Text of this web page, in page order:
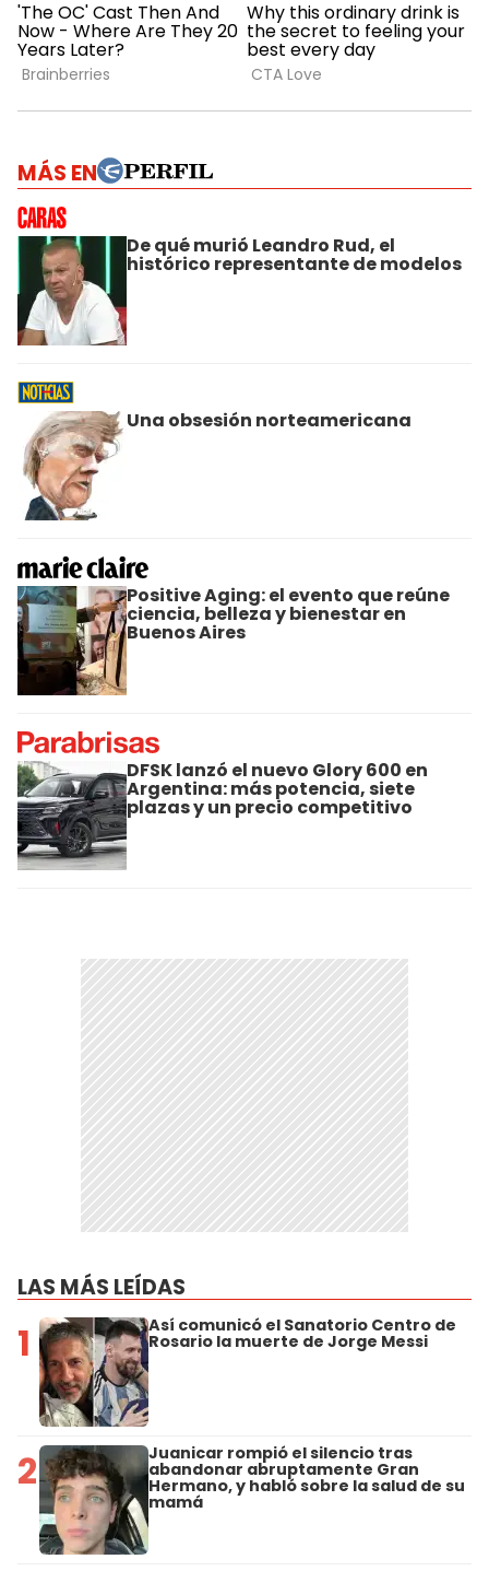
MÁS EN
De qué murió Leandro Rud, el
histórico representante de modelos
Una obsesión norteamericana
Positive Aging: el evento que reúne
ciencia, belleza y bienestar en
Buenos Aires
DFSK lanzó el nuevo Glory 600 en
Argentina: más potencia, siete
plazas y un precio competitivo
LAS MÁS LEÍDAS
1 Así comunicó el Sanatorio Centro de
Rosario la muerte de Jorge Messi
2 Juanicar rompió el silencio tras
abandonar abruptamente Gran
Hermano, y habló sobre la salud de su
mamá